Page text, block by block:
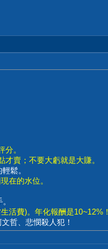
。
賣；不要大虧就是大賺。
鬆。
在的水位。
活費)。年化報酬是10~12%！
哲、悲憫殺人犯！